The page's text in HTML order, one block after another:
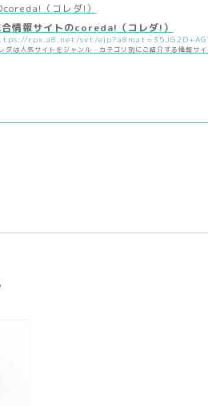
（コレダ!）
情報サイトのcoreda!（コレダ!）
ダは人気サイトをジャンル・カテゴリ別にご紹介する情報サ